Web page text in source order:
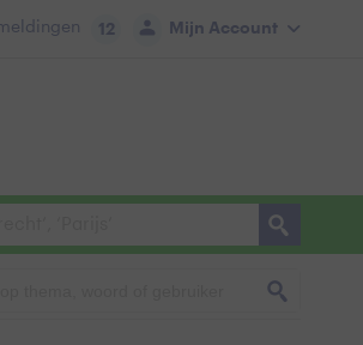
Mijn Account
12